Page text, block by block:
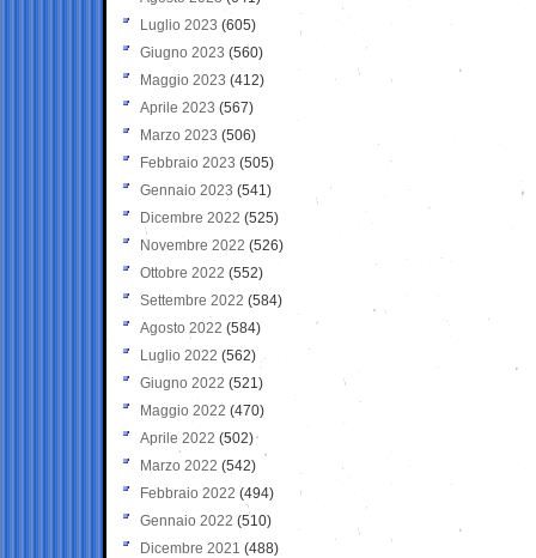
Luglio 2023 (605)
Giugno 2023 (560)
Maggio 2023 (412)
Aprile 2023 (567)
Marzo 2023 (506)
Febbraio 2023 (505)
Gennaio 2023 (541)
Dicembre 2022 (525)
Novembre 2022 (526)
Ottobre 2022 (552)
Settembre 2022 (584)
Agosto 2022 (584)
Luglio 2022 (562)
Giugno 2022 (521)
Maggio 2022 (470)
Aprile 2022 (502)
Marzo 2022 (542)
Febbraio 2022 (494)
Gennaio 2022 (510)
Dicembre 2021 (488)